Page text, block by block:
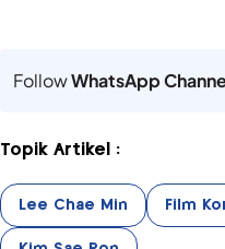
FollowWhatsApp
Topik Artikel :
Lee Chae Min Film